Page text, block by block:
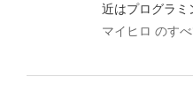
近はプログラミ
マイヒロ のす